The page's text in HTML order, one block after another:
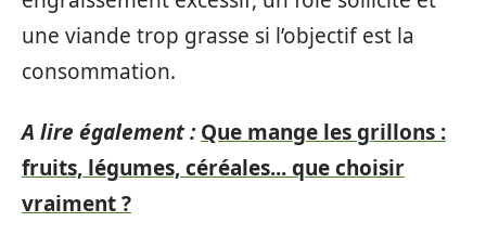
une viande trop grasse si l’objectif est la
consommation.
A lire également : Que mange les grillons :
fruits, légumes, céréales... que choisir
vraiment ?